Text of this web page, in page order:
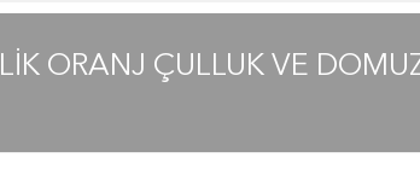
ORANJ ÇULLUK VE